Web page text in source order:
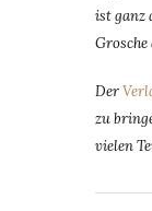
ist ganz
Der
zu
vielen